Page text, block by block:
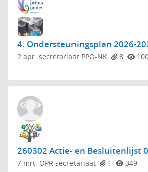
4. Ondersteuningsplan 2026-
2 apr secretariaat PPO-NK 8
260302 Actie- en Besluitenlijst
7 mrt OPR secretariaat 1 349